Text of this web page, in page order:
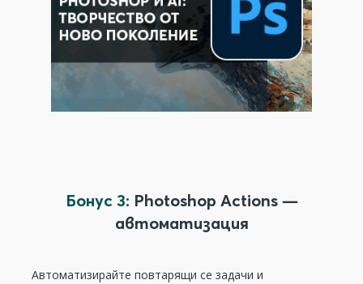
Бонус 3: Photoshop Actions —
автоматизация
Автоматизирайте повтарящи се задачи и